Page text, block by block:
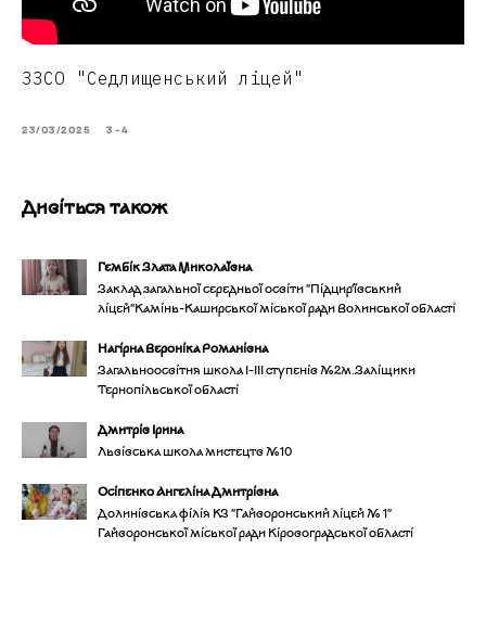
ЗЗСО "Седлищенський ліцей"
23/03/2025 3-4
Дивіться також
Гембік Злата Миколаївна
Заклад загальної середньої освіти "Підцир'ївський
ліцей"Камінь-Каширської міської ради Волинської області
Нагірна Вероніка Романівна
Загальноосвітня школа І-ІІІ ступенів №2м.Заліщики
Тернопільської області
Дмитрів Ірина
Львівська школа мистецтв №10
Осіпенко Ангеліна Дмитрівна
Долинівська філія КЗ "Гайворонський ліцей № 1"
Гайворонської міської ради Кіровоградської області